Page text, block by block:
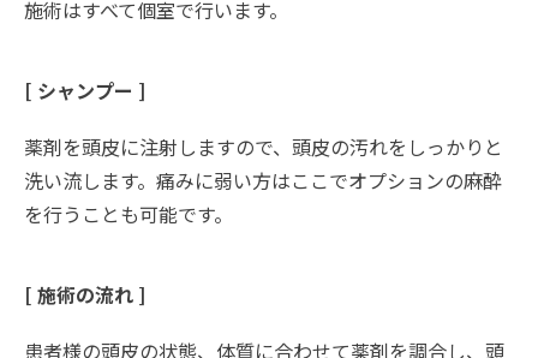
施術はすべて個室で行います。
[ シャンプー ]
薬剤を頭皮に注射しますので、頭皮の汚れをしっかりと
洗い流します。痛みに弱い方はここでオプションの麻酔
を行うことも可能です。
[ 施術の流れ ]
患者様の頭皮の状態、体質に合わせて薬剤を調合し、頭